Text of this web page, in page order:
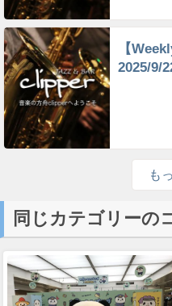
【
2025/9/
も
同じカテゴリーの